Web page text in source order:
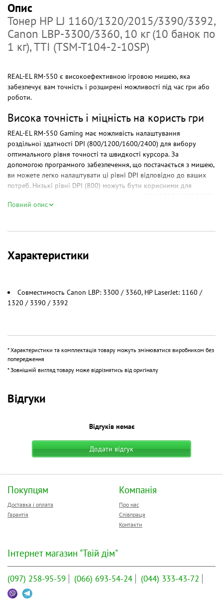
Опис
Тонер HP LJ 1160/1320/2015/3390/3392,
Canon LBP-3300/3360, 10 кг (10 банок по
1 кг), TTI (TSM-T104-2-10SP)
REAL-EL RM-550 є високоефективною ігровою мишею, яка
забезпечує вам точність і розширені можливості під час гри або
роботи.
Висока точність і міцність на користь гри
REAL-EL RM-550 Gaming має можливість налаштування
роздільної здатності DPI (800/1200/1600/2400) для вибору
оптимального рівня точності та швидкості курсора. За
допомогою програмного забезпечення, що постачається з мишею,
ви можете легко налаштувати ці рівні DPI відповідно до ваших
потреб. Низькі рівні DPI (800) можуть бути корисними для
забезпечують швидкість курсора, що може бути корисним для
REAL-EL RM-550 Gaming має підсвічування, це дозволяє вам
налаштувати освітлення миші відповідно до ваших уподобань і
Повний опис
Характеристики
Совместимость Canon LBP: 3300 / 3360, HP LaserJet: 1160 /
1320 / 3390 / 3392
* Характеристики та комплектація товару можуть змінюватися виробником без
попередження
* Зовнішній вигляд товару може відрізнятись від оригіналу
Відгуки
Відгуків немає
Додати відгук
Покупцям
Доставка і оплата
Гарантія
Компанія
Про нас
Співпраця
Контакти
Інтернет магазин "Твій дім"
(097) 258-95-59 (066) 693-54-24 (044) 333-43-72